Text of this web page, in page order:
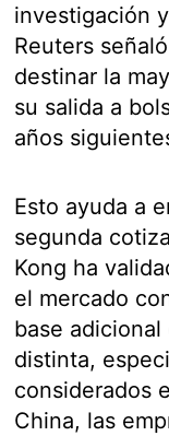
investigación
Reuters
destinar la
su salida a
años
Esto ayuda a
segunda
Kong ha
el mercado
base
distinta,
considerados
China, las